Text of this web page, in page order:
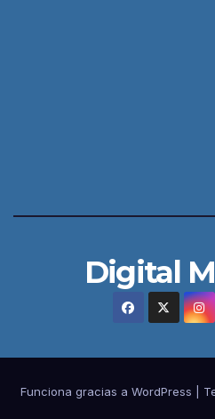
Digital
Funciona gracias a WordPress